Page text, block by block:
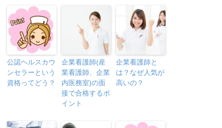
公認ヘルスカウ
ンセラーという
資格ってどう？
企業看護師(産
業看護師、企業
内医務室)の面
接で合格するポ
イント
企業看護師と
は？なぜ人気が
高いの？